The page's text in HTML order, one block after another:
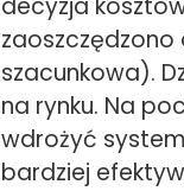
decyzja
szacunkowa).
na rynku. Na
wdrożyć
bardziej